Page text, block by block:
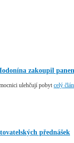
zakoupil
ulehčují pobyt celý
přednášek